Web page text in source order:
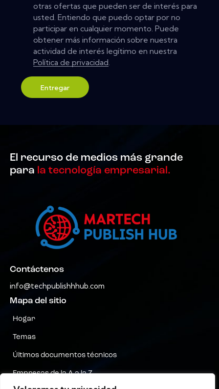
otras ofertas que pueden ser de interés para
usted. Entiendo que puedo optar por no
participar en cualquier momento. Puede
obtener más información sobre nuestra
actividad de interés legítimo en nuestra
Política de privacidad
Entregar
El recurso de medios más grande
para la tecnología empresarial.
Contáctenos
info@techpublishhhub.com
Mapa del sitio
Hogar
Temas
Últimos documentos técnicos
Empresas de la A a la Z